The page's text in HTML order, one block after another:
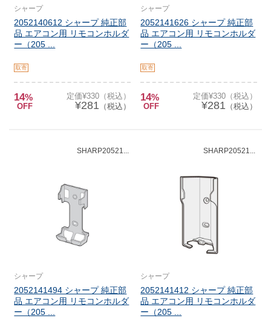
シャープ
2052140612 シャープ 純正部
品 エアコン用 リモコンホルダ
ー（205 ...
取寄
14%
OFF
定価¥330（税込）
¥281 （税込）
シャープ
2052141626 シャープ 純正部
品 エアコン用 リモコンホルダ
ー（205 ...
取寄
14%
OFF
定価¥330（税込）
¥281 （税込）
SHARP20521...
シャープ
2052141494 シャープ 純正部
品 エアコン用 リモコンホルダ
ー（205 ...
SHARP20521...
シャープ
2052141412 シャープ 純正部
品 エアコン用 リモコンホルダ
ー（205 ...